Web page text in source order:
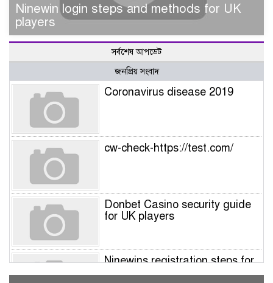
Ninewin login steps and methods for UK
players
সর্বশেষ আপডেট
জনপ্রিয় সংবাদ
Coronavirus disease 2019
cw-check-https://test.com/
Donbet Casino security guide
for UK players
Ninewins registration steps for
UK players – Quick sign‑up